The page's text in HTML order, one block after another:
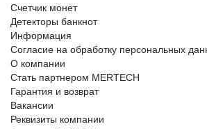
Счетчик монет
Детекторы банкнот
Информация
Согласие на обработку персональных
О компании
Стать партнером MERTECH
Гарантия и возврат
Вакансии
Реквизиты компании